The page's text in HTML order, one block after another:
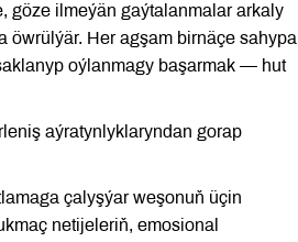
göze ilmeýän gaýtalanmalar arkaly
öwrülýär. Her agşam birnäçe sahypa
oýlanmagy başarmak — hut
aýratynlyklaryndan gorap
çalyşýar weşonuň üçin
netijeleriň, emosional